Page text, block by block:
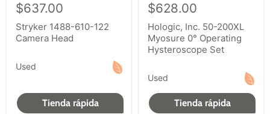
$637.00
Stryker 1488-610-122
Camera Head
Used
Tienda rápida
$628.00
Hologic, Inc. 50-200XL
Myosure 0° Operating
Hysteroscope Set
Used
Tienda rápida